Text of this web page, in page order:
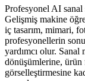
Profesyonel AI
Gelişmiş makine
iç tasarım, mimari,
profesyonellerin
yardımcı olur.
dönüşümlerine, ürün
görselleştirmesine